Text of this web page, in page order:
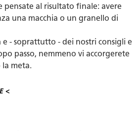
pensate al risultato finale: avere
una macchia o un granello di
- soprattutto - dei nostri consigli e
passo, nemmeno vi accorgerete
meta.
<